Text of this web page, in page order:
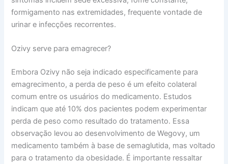
formigamento nas extremidades, frequente vontade de
urinar e infecções recorrentes.
Ozivy serve para emagrecer?
Embora Ozivy não seja indicado especificamente para
emagrecimento, a perda de peso é um efeito colateral
comum entre os usuários do medicamento. Estudos
indicam que até 10% dos pacientes podem experimentar
perda de peso como resultado do tratamento. Essa
observação levou ao desenvolvimento de Wegovy, um
medicamento também à base de semaglutida, mas voltado
para o tratamento da obesidade. É importante ressaltar